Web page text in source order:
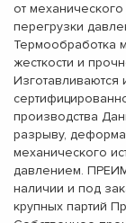
от
перегрузки
Термообработка
жесткости и
Изготавливаются
производства
разрыву,
механического
давлением.
наличии и под
крупных партий